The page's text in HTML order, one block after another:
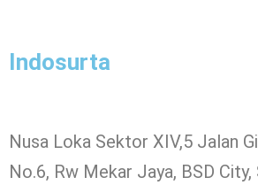
Indosurta
Nusa Loka Sektor XIV,5 Jalan
No.6, Rw Mekar Jaya, BSD City,